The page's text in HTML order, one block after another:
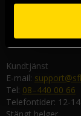
582 19 Linköping
Kundtjänst
E-mail:
Tel: 08–440 00 66
Telefontider: 12-